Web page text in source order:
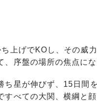
上げでKOし、その威
序盤の場所の焦点にな
星が伸びず、15日間
すべての大関、横綱と